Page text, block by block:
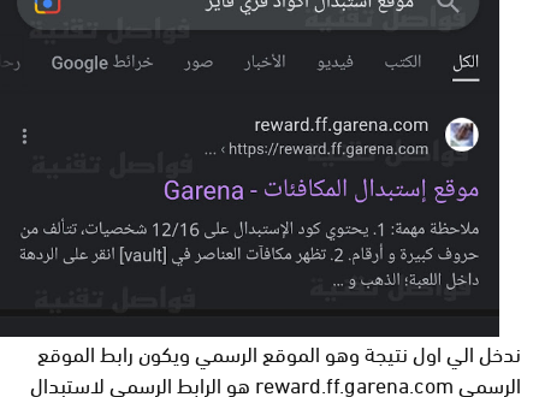
ندخل الي اول نتيجة وهو الموقع الرسمي ويكون رابط الموقع
الرسمي reward.ff.garena.com هو الرابط الرسمي لاستبدال